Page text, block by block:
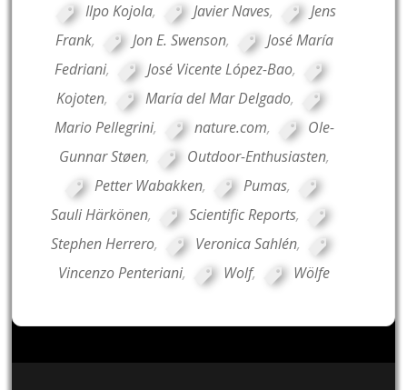
Ilpo Kojola, Javier Naves,
Jens
Frank, Jon E. Swenson,
José María
Fedriani, José Vicente López-Bao,
Kojoten, María del Mar Delgado,
Mario Pellegrini, nature.com,
Ole-
Gunnar Støen, Outdoor-Enthusiasten,
Petter Wabakken, Pumas,
Sauli Härkönen, Scientific Reports,
Stephen Herrero, Veronica Sahlén,
Vincenzo Penteriani, Wolf, Wölfe